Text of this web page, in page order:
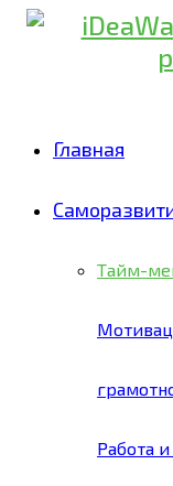
Главная
Тайм-
Работа